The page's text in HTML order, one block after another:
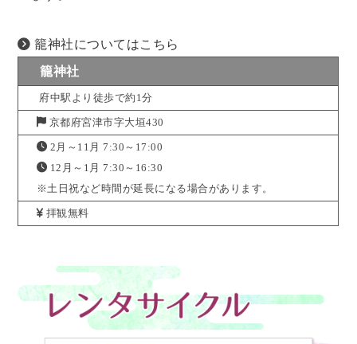
籠神社についてはこちら
籠神社
府中駅より徒歩で約1分
京都府宮津市字大垣430
2月～11月 7:30～17:00
12月～1月 7:30～16:30
※土日祝など時間が延長になる場合があります。
拝観無料